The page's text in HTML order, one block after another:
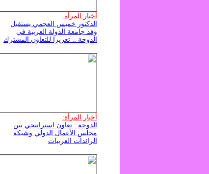
أخبار المرأة:
الدكتور خميس العجمي يستقبل
وفد جامعة الدولة العربية في
الدوحة .. تعزيزا للتعاون المشترك
أخبار المرأة:
الدوحة : تعاون استراتيجي بين
مجلس الأعمال الدولي وشبكة
الرائدات العربيات